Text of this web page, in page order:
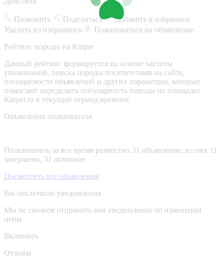
Позвонить Поделиться
Добавить в избранное
Удалить из избранного
Пожаловаться на объявление
Рейтинг породы на Kinpet
Данный рейтинг формируется на основе частоты
упоминаний, поиска породы посетителями на сайте,
посещаемости объявлений и других параметрах, которые
помогают определить популярность породы на площадке
Kinpet.ru в текущий период времени.
Объявления пользователя
Пользователь за все время разместил 31 объявление, из них 11
завершено, 31 активное.
Посмотреть все объявления
Вы отключили уведомления
Мы не сможем отправить вам уведомление об изменении
цены
Включить
Отзывы